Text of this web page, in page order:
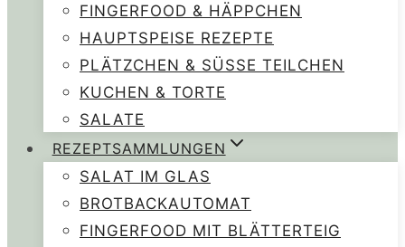
FINGERFOOD & HÄPPCHEN
HAUPTSPEISE REZEPTE
PLÄTZCHEN & SÜSSE TEILCHEN
KUCHEN & TORTE
SALATE
REZEPTSAMMLUNGEN
SALAT IM GLAS
BROTBACKAUTOMAT
FINGERFOOD MIT BLÄTTERTEIG